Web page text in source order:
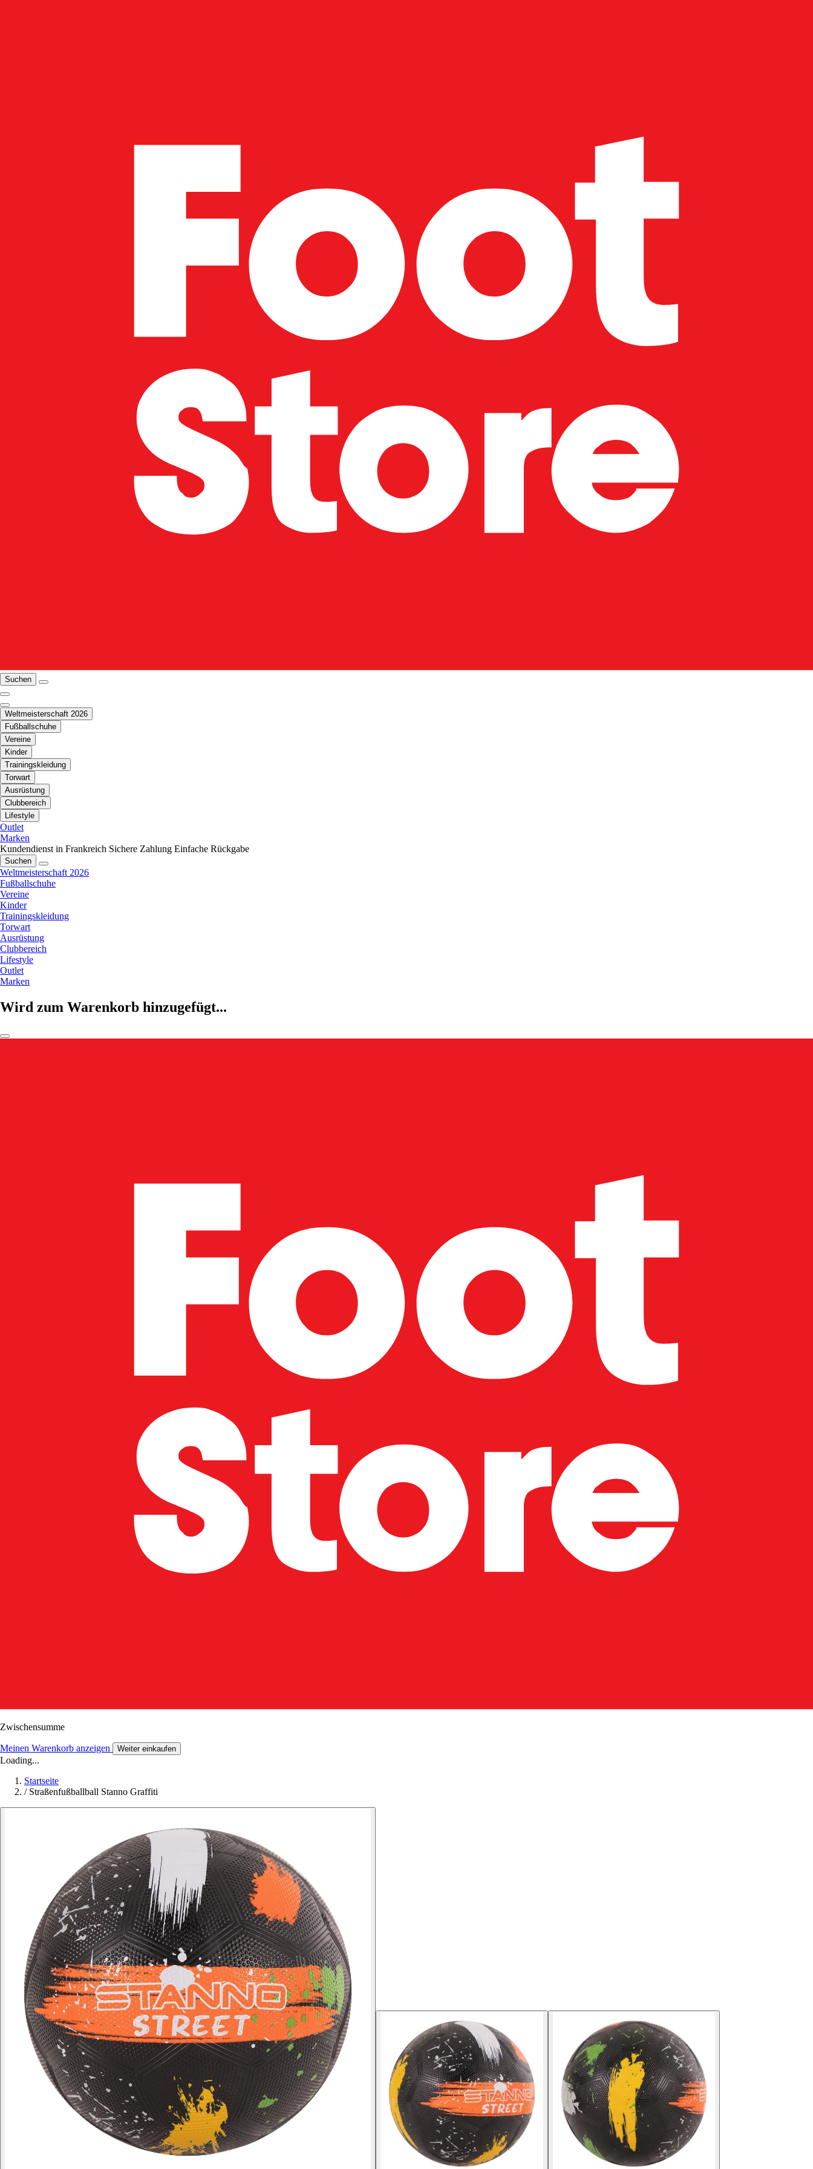
Suchen
Weltmeisterschaft 2026
Fußballschuhe
Vereine
Kinder
Trainingskleidung
Torwart
Ausrüstung
Clubbereich
Lifestyle
Outlet
Marken
Kundendienst in Frankreich Sichere Zahlung Einfache Rückgabe
Suchen
Weltmeisterschaft 2026
Fußballschuhe
Vereine
Kinder
Trainingskleidung
Torwart
Ausrüstung
Clubbereich
Lifestyle
Outlet
Marken
Wird zum Warenkorb hinzugefügt...
Zwischensumme
Meinen Warenkorb anzeigen Weiter einkaufen
Loading...
Startseite
/ Straßenfußballball Stanno Graffiti